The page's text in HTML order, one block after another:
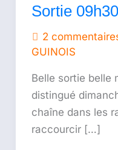
Sortie
2
GUINOIS
Belle sortie belle
distingué
chaîne dans les
raccourcir […]